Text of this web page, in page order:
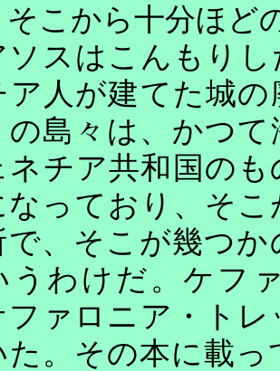
そこから十分ほど
スはこんもりし
ア人が建てた城
の島々は、かつ
ネチア共和国の
なっており、そ
で、そこが幾つ
うわけだ。ケフ
ファロニア・ト
た。その本に載